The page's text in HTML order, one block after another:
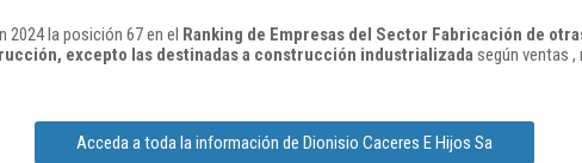
2024 la posición 67 en el Ranking de Empresas del Sector Fabricación de
excepto las destinadas a construcción industrializadasegún ventas
Acceda a toda la información de Dionisio Caceres E Hijos Sa